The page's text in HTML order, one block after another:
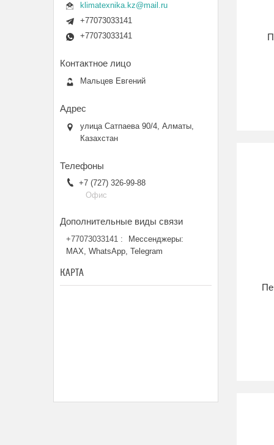
klimatexnika.kz@mail.ru
+77073033141
+77073033141
Мальцев Евгений
улица Сатпаева 90/4, Алматы,
Казахстан
+7 (727) 326-99-88
Офис
+77073033141
Мессенджеры:
MAX, WhatsApp, Telegram
КАРТА